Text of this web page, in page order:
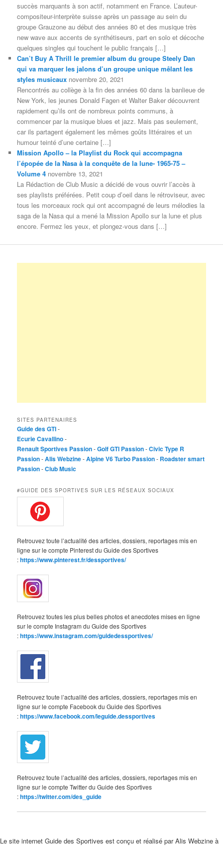
succès marquants à son actif, notamment en France. L’auteur-
compositeur-interprète suisse après un passage au sein du
groupe Grauzone au début des années 80 et des musique très
new wave aux accents de synthétiseurs, part en solo et décoche
quelques singles qui touchent le public français […]
Can’t Buy A Thrill le premier album du groupe Steely Dan
qui va marquer les jalons d’un groupe unique mêlant les
styles musicaux novembre 20, 2021
Rencontrés au collège à la fin des années 60 dans la banlieue de
New York, les jeunes Donald Fagen et Walter Baker découvrent
rapidement qu’ils ont de nombreux points communs, à
commencer par la musique blues et jazz. Mais pas seulement,
car ils partagent également les mêmes goûts littéraires et un
humour teinté d’une certaine […]
Mission Apollo – la Playlist du Rock qui accompagna
l’épopée de la Nasa à la conquête de la lune- 1965-75 –
Volume 4 novembre 13, 2021
La Rédaction de Club Music a décidé de vous ouvrir l’accès à
ses playlists préférées. Petit coup d’oeil dans le rétroviseur, avec
tous les morceaux rock qui ont accompagné de leurs mélodies la
saga de la Nasa qui a mené la Mission Apollo sur la lune et plus
encore. Fermez les yeux, et plongez-vous dans […]
SITES PARTENAIRES
Guide des GTI-
Ecurie Cavallino-
Renault Sportives Passion-Golf GTI Passion-Civic Type R
Passion-Alis Webzine-Alpine V6 Turbo Passion- Roadster smart
Passion-Club Music
#GUIDE DES SPORTIVES SUR LES RÉSEAUX SOCIAUX
Retrouvez toute l’actualité des articles, dossiers, reportages mis en
ligne sur le compte Pinterest du Guide des Sportives
:https://www.pinterest.fr/dessportives/
Retrouvez toutes les plus belles photos et anecdotes mises en ligne
sur le compte Instagram du Guide des Sportives
:https://www.instagram.com/guidedessportives/
Retrouvez toute l’actualité des articles, dossiers, reportages mis en
ligne sur le compte Facebook du Guide des Sportives
:https://www.facebook.com/leguide.dessportives
Retrouvez toute l’actualité des articles, dossiers, reportages mis en
ligne sur le compte Twitter du Guide des Sportives
:https://twitter.com/des_guide
Le site internet Guide des Sportives est conçu et réalisé par Alis Webzine à